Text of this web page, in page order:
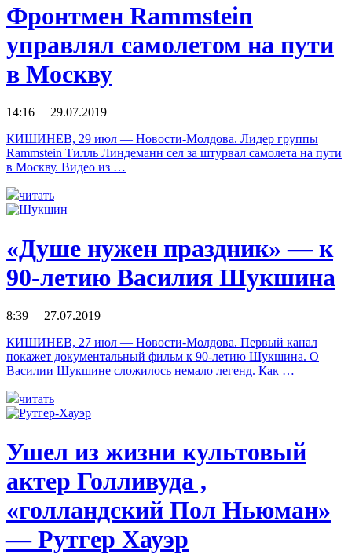
Фронтмен Rammstein
управлял самолетом на пути
в Москву
14:16 29.07.2019
КИШИНЕВ, 29 июл — Новости-Молдова. Лидер группы
Rammstein Тилль Линдеманн сел за штурвал самолета на пути
в Москву. Видео из …
читать
«Душе нужен праздник» — к
90-летию Василия Шукшина
8:39 27.07.2019
КИШИНЕВ, 27 июл — Новости-Молдова. Первый канал
покажет документальный фильм к 90-летию Шукшина. О
Василии Шукшине сложилось немало легенд. Как …
читать
Ушел из жизни культовый
актер Голливуда ,
«голландский Пол Ньюман»
— Рутгер Хауэр